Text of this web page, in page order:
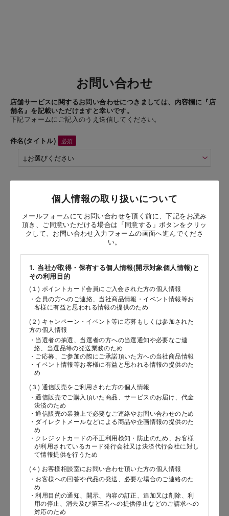
お問い合わせ
店舗サービスに関するお問い合わせにつきましては、内容欄に『店
舗名』を記載いただけますと幸いです。
下記フォームにご記入のうえ送信してください。
個人情報の取り扱いについて
メールフォームにてお問い合わせを頂く前に、下記をお読み
頂き、ご同意いただける場合は「同意する」ボタンをクリッ
クして、お問い合わせ入力フォームの画面へ進んでくださ
い。
1. 当社が取得・保有する個人情報(開示対象個人情報)と
その利用目的
(１) ポイントカード会員にご入会された方の個人情報
・会員の方へのご連絡、当社商品情報・イベント情報等お
客様に有益と思われる情報の提供のため
(２) キャンペーン・イベント等に応募もしくは参加された
方の個人情報
・当選者の抽選、当選者の方への当選通知や必要なご連
絡、当選品等の発送業務のため
・ご応募、ご参加の際にご承諾頂いた方への当社商品情報
・イベント情報等お客様に有益と思われる情報の提供のた
め
(３) 通信販売をご利用された方の個人情報
・通信販売でご購入頂いた商品、サービスのお届け、代金
決済のため
・通信販売の業務上で必要なご連絡やお問い合わせのため
・ダイレクトメールなどによる商品や企画情報の提供のた
め
・クレジットカードの不正利用検知・防止のため、お客様
が利用されているカード発行会社又は決済代行会社に対し
て情報提供を行うため
(４) お客様相談室にお問い合わせ頂いた方の個人情報
・お客様への回答や代品の発送、必要な場合のご連絡のた
め
・利用目的の通知、開示、内容の訂正、追加又は削除、利
用の停止、消去及び第三者への提供停止などのご請求への
対応のため
件名(タイトル)
CHATERAISE PREMIUM マダガスカルバニラ4個入
お問い合わせ時氏名
［名］
（全角で入力してください）
お問い合わせ時氏名（カナ）
［セイ］
［メイ］
（全角で入力してください）
電話番号
メールアドレス
郵便番号